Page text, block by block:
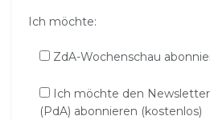
Ich möchte:
ZdA-Wochenschau
Ich möchte den
(PdA) abonnieren (kostenlos)